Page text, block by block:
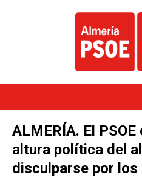
ALMERÍA. El
altura política del
disculparse por